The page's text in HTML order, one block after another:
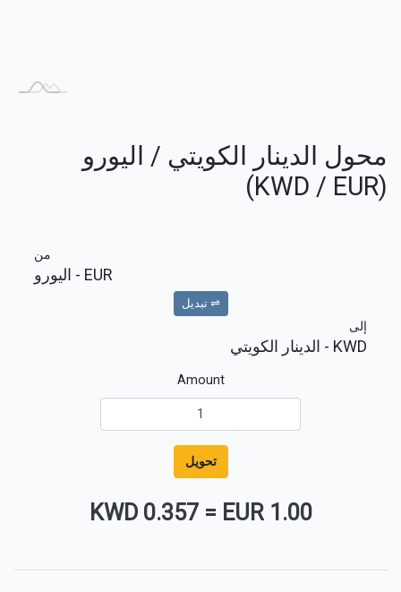
محول الدينار الكويتي / اليورو
(KWD / EUR)
من
EUR - اليورو
⇌ تبديل
إلى
KWD - الدينار الكويتي
Amount
تحويل
1.00 EUR
=
0.357 KWD